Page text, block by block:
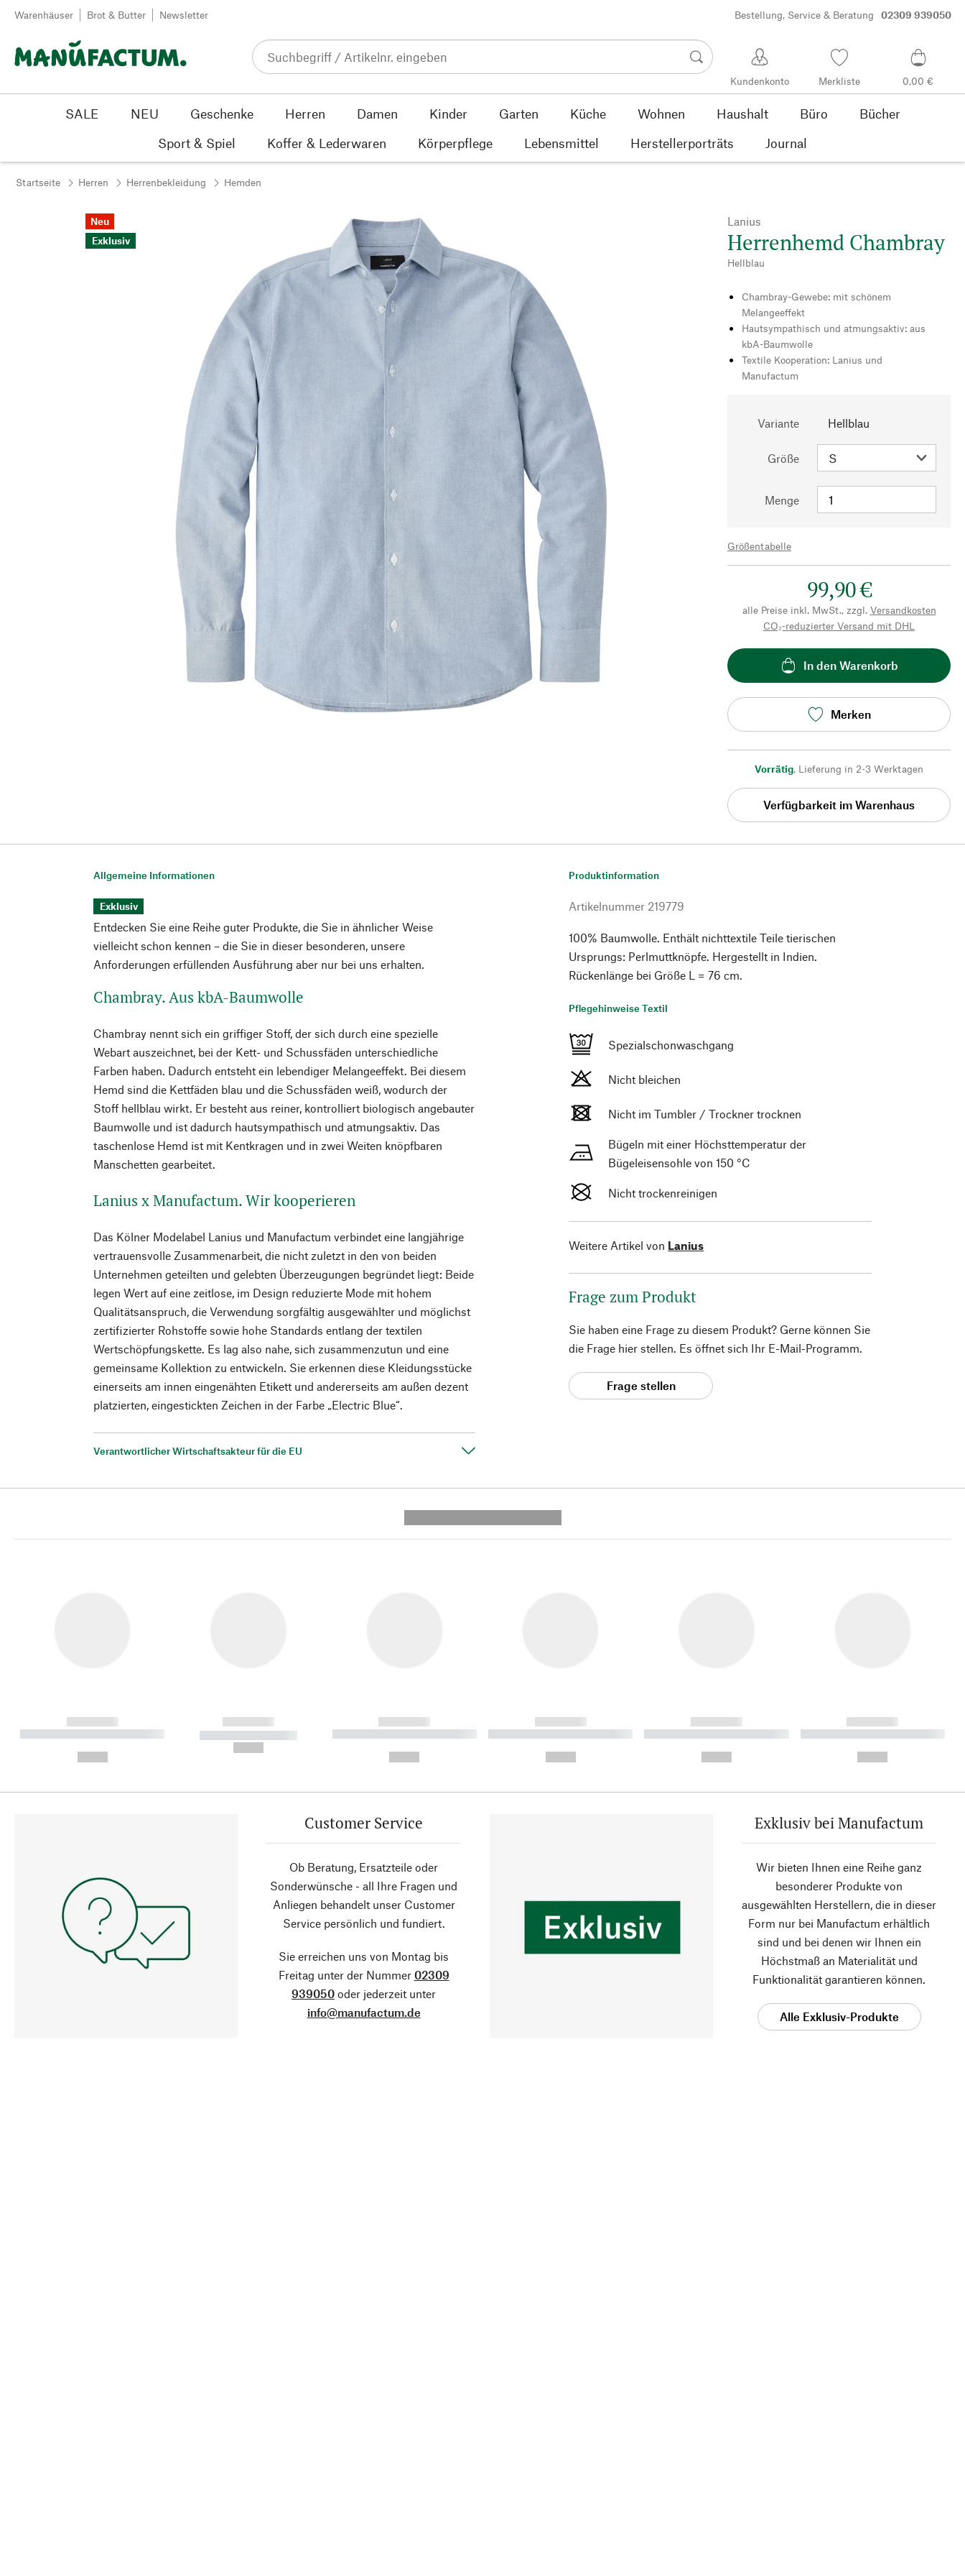
Zum Inhalt springen
Warenhäuser Brot & Butter Newsletter Bestellung, Service & Beratung 02309 939050
Kundenkonto Merkliste 0,00 €
SALE NEU Geschenke Herren Damen Kinder Garten Küche Wohnen Haushalt Büro
Bücher
Sport & Spiel
Koffer & Lederwaren Körperpflege Lebensmittel Herstellerporträts Journal
Startseite Herren Herrenbekleidung Hemden
Neu
Exklusiv
Lanius
Herrenhemd Chambray
Hellblau
Chambray-Gewebe: mit schönem
Melangeeffekt
Hautsympathisch und atmungsaktiv: aus
kbA-Baumwolle
Textile Kooperation: Lanius und
Manufactum
Variante Hellblau
Größe
Menge
Größentabelle
99,90 €
alle Preise inkl. MwSt., zzgl. Versandkosten
CO₂-reduzierter Versand mit DHL
In den Warenkorb
Merken
Vorrätig, Lieferung in 2-3 Werktagen
Verfügbarkeit im Warenhaus
Allgemeine Informationen
Exklusiv
Entdecken Sie eine Reihe guter Produkte, die Sie in ähnlicher Weise
vielleicht schon kennen – die Sie in dieser besonderen, unsere
Anforderungen erfüllenden Ausführung aber nur bei uns erhalten.
Chambray. Aus kbA-Baumwolle
Chambray nennt sich ein griffiger Stoff, der sich durch eine spezielle
Webart auszeichnet, bei der Kett- und Schussfäden unterschiedliche
Farben haben. Dadurch entsteht ein lebendiger Melangeeffekt. Bei diesem
Hemd sind die Kettfäden blau und die Schussfäden weiß, wodurch der
Stoff hellblau wirkt. Er besteht aus reiner, kontrolliert biologisch angebauter
Baumwolle und ist dadurch hautsympathisch und atmungsaktiv. Das
taschenlose Hemd ist mit Kentkragen und in zwei Weiten knöpfbaren
Manschetten gearbeitet.
Lanius x Manufactum. Wir kooperieren
Das Kölner Modelabel Lanius und Manufactum verbindet eine langjährige
vertrauensvolle Zusammenarbeit, die nicht zuletzt in den von beiden
Unternehmen geteilten und gelebten Überzeugungen begründet liegt: Beide
legen Wert auf eine zeitlose, im Design reduzierte Mode mit hohem
Qualitätsanspruch, die Verwendung sorgfältig ausgewählter und möglichst
zertifizierter Rohstoffe sowie hohe Standards entlang der textilen
Wertschöpfungskette. Es lag also nahe, sich zusammenzutun und eine
gemeinsame Kollektion zu entwickeln. Sie erkennen diese Kleidungsstücke
einerseits am innen eingenähten Etikett und andererseits am außen dezent
platzierten, eingestickten Zeichen in der Farbe „Electric Blue“.
Verantwortlicher Wirtschaftsakteur für die EU
Produktinformation
Artikelnummer 219779
100% Baumwolle. Enthält nichttextile Teile tierischen
Ursprungs: Perlmuttknöpfe. Hergestellt in Indien.
Rückenlänge bei Größe L = 76 cm.
Pflegehinweise Textil
Spezialschonwaschgang
Nicht bleichen
Nicht im Tumbler / Trockner trocknen
Bügeln mit einer Höchsttemperatur der
Bügeleisensohle von 150 °C
Nicht trockenreinigen
Weitere Artikel von Lanius
Frage zum Produkt
Sie haben eine Frage zu diesem Produkt? Gerne können Sie
die Frage hier stellen. Es öffnet sich Ihr E-Mail-Programm.
Frage stellen
------------
----------- ----------- ----------
------------
----------- -----------
------------
----------- ----------- ----------
------------
----------- ----------- ----------
------------
----------- ----------- ----------
------------
----------- ----------- ----------
Customer Service
Ob Beratung, Ersatzteile oder
Sonderwünsche - all Ihre Fragen und
Anliegen behandelt unser Customer
Service persönlich und fundiert.
Sie erreichen uns von Montag bis
Freitag unter der Nummer 02309
939050 oder jederzeit unter
info@manufactum.de
Exklusiv bei Manufactum
Wir bieten Ihnen eine Reihe ganz
besonderer Produkte von
ausgewählten Herstellern, die in dieser
Form nur bei Manufactum erhältlich
sind und bei denen wir Ihnen ein
Höchstmaß an Materialität und
Funktionalität garantieren können.
Alle Exklusiv-Produkte